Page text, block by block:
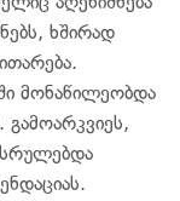
ხშირად
მონაწილეობდა